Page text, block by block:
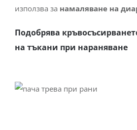
използва за намаляване на
Подобрява
на тъкани при нараняване